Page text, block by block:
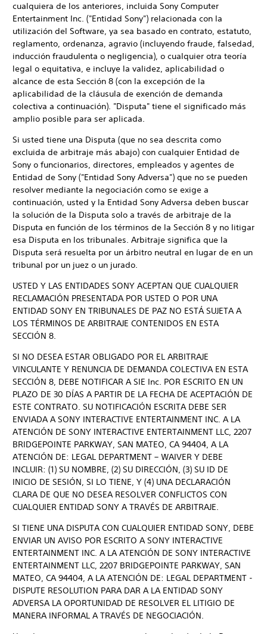
cualquiera de los anteriores, incluida Sony Computer
Entertainment Inc. ("Entidad Sony") relacionada con la
utilización del Software, ya sea basado en contrato, estatuto,
reglamento, ordenanza, agravio (incluyendo fraude, falsedad,
inducción fraudulenta o negligencia), o cualquier otra teoría
legal o equitativa, e incluye la validez, aplicabilidad o
alcance de esta Sección 8 (con la excepción de la
aplicabilidad de la cláusula de exención de demanda
colectiva a continuación). "Disputa" tiene el significado más
amplio posible para ser aplicada.
Si usted tiene una Disputa (que no sea descrita como
excluida de arbitraje más abajo) con cualquier Entidad de
Sony o funcionarios, directores, empleados y agentes de
Entidad de Sony ("Entidad Sony Adversa") que no se pueden
resolver mediante la negociación como se exige a
continuación, usted y la Entidad Sony Adversa deben buscar
la solución de la Disputa solo a través de arbitraje de la
Disputa en función de los términos de la Sección 8 y no litigar
esa Disputa en los tribunales. Arbitraje significa que la
Disputa será resuelta por un árbitro neutral en lugar de en un
tribunal por un juez o un jurado.
USTED Y LAS ENTIDADES SONY ACEPTAN QUE CUALQUIER
RECLAMACIÓN PRESENTADA POR USTED O POR UNA
ENTIDAD SONY EN TRIBUNALES DE PAZ NO ESTÁ SUJETA A
LOS TÉRMINOS DE ARBITRAJE CONTENIDOS EN ESTA
SECCIÓN 8.
SI NO DESEA ESTAR OBLIGADO POR EL ARBITRAJE
VINCULANTE Y RENUNCIA DE DEMANDA COLECTIVA EN ESTA
SECCIÓN 8, DEBE NOTIFICAR A SIE Inc. POR ESCRITO EN UN
PLAZO DE 30 DÍAS A PARTIR DE LA FECHA DE ACEPTACIÓN DE
ESTE CONTRATO. SU NOTIFICACIÓN ESCRITA DEBE SER
ENVIADA A SONY INTERACTIVE ENTERTAINMENT INC. A LA
ATENCIÓN DE SONY INTERACTIVE ENTERTAINMENT LLC, 2207
BRIDGEPOINTE PARKWAY, SAN MATEO, CA 94404, A LA
ATENCIÓN DE: LEGAL DEPARTMENT – WAIVER Y DEBE
INCLUIR: (1) SU NOMBRE, (2) SU DIRECCIÓN, (3) SU ID DE
INICIO DE SESIÓN, SI LO TIENE, Y (4) UNA DECLARACIÓN
CLARA DE QUE NO DESEA RESOLVER CONFLICTOS CON
CUALQUIER ENTIDAD SONY A TRAVÉS DE ARBITRAJE.
SI TIENE UNA DISPUTA CON CUALQUIER ENTIDAD SONY, DEBE
ENVIAR UN AVISO POR ESCRITO A SONY INTERACTIVE
ENTERTAINMENT INC. A LA ATENCIÓN DE SONY INTERACTIVE
ENTERTAINMENT LLC, 2207 BRIDGEPOINTE PARKWAY, SAN
MATEO, CA 94404, A LA ATENCIÓN DE: LEGAL DEPARTMENT -
DISPUTE RESOLUTION PARA DAR A LA ENTIDAD SONY
ADVERSA LA OPORTUNIDAD DE RESOLVER EL LITIGIO DE
MANERA INFORMAL A TRAVÉS DE NEGOCIACIÓN.